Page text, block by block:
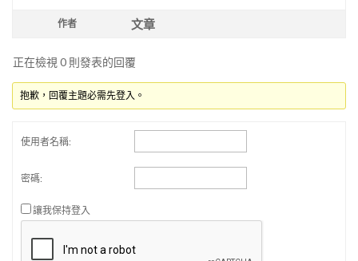
作者 文章
正在檢視 0 則發表的回覆
抱歉，回覆主題必需先登入。
使用者名稱:
密碼:
讓我保持登入